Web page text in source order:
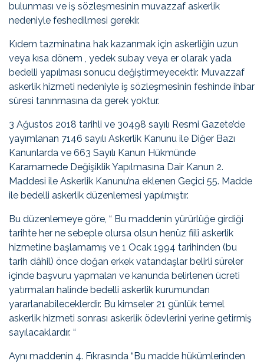
bulunması ve iş sözleşmesinin muvazzaf askerlik
nedeniyle feshedilmesi gerekir.
Kıdem tazminatına hak kazanmak için askerliğin uzun
veya kısa dönem , yedek subay veya er olarak yada
bedelli yapılması sonucu değiştirmeyecektir. Muvazzaf
askerlik hizmeti nedeniyle iş sözleşmesinin feshinde ihbar
süresi tanınmasına da gerek yoktur.
3 Ağustos 2018 tarihli ve 30498 sayılı Resmi Gazete’de
yayımlanan 7146 sayılı Askerlik Kanunu ile Diğer Bazı
Kanunlarda ve 663 Sayılı Kanun Hükmünde
Kararnamede Değişiklik Yapılmasına Dair Kanun 2.
Maddesi ile Askerlik Kanunu’na eklenen Geçici 55. Madde
ile bedelli askerlik düzenlemesi yapılmıştır.
Bu düzenlemeye göre, “ Bu maddenin yürürlüğe girdiği
tarihte her ne sebeple olursa olsun henüz fiilî askerlik
hizmetine başlamamış ve 1 Ocak 1994 tarihinden (bu
tarih dâhil) önce doğan erkek vatandaşlar belirli süreler
içinde başvuru yapmaları ve kanunda belirlenen ücreti
yatırmaları halinde bedelli askerlik kurumundan
yararlanabileceklerdir. Bu kimseler 21 günlük temel
askerlik hizmeti sonrası askerlik ödevlerini yerine getirmiş
sayılacaklardır. “
Aynı maddenin 4. Fıkrasında “Bu madde hükümlerinden